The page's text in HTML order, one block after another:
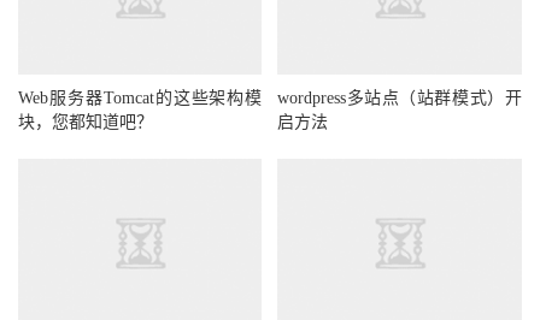
Web服务器Tomcat的这些架构模
块，您都知道吧？
wordpress多站点（站群模式）开
启方法